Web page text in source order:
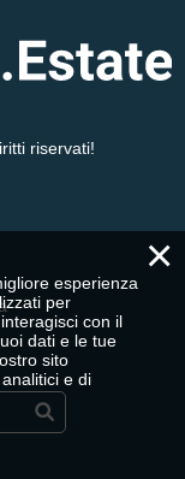
riservati!
×
esperienza
per
con il
dati e le tue
sito
e di